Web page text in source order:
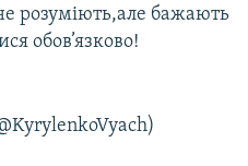
розуміють,але бажають
обов’язково!